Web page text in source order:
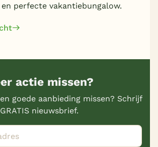
perfecte vakantiebungalow.
actie missen?
goede aanbieding missen? Schrijf
nieuwsbrief.